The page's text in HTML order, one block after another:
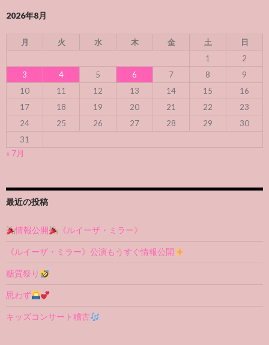
2026年8月
月 火 水 木 金 土
日
1
2
3
4 5 6 7 8
9
10
11 12 13 14 15
16
17
18 19 20 21 22
23
24
25 26 27 28 29
30
31
« 7月
最近の投稿
情報公開 《ルイーザ・ミラー》
《ルイーザ・ミラー》公演もうすぐ情報公開
糖質祭り
思わず
キッズコンサート稽古